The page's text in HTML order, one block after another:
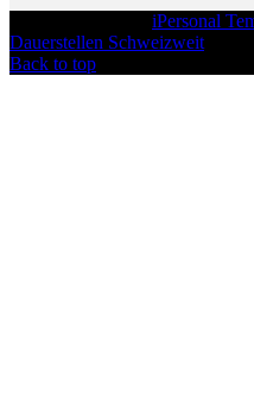
iPersonal
Dauerstellen Schweizweit
Back to top